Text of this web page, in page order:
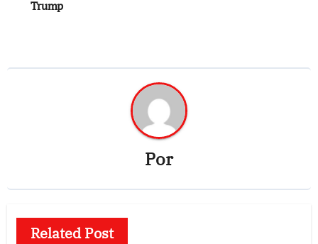
Trump
Por
Related Post